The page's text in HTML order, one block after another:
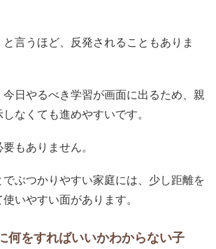
と言うほど、反発されることもありま
日やるべき学習が画面に出るため、親
なくても進めやすいです。
もありません。
ぶつかりやすい家庭には、少し距離を
いやすい面があります。
何をすればいいかわからない子